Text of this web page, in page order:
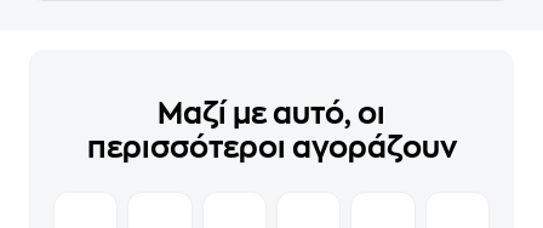
Μαζί με αυτό, οι
περισσότεροι αγοράζουν